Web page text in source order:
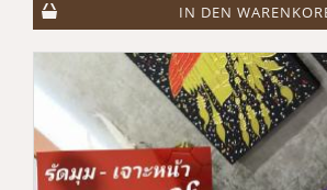
IN DEN